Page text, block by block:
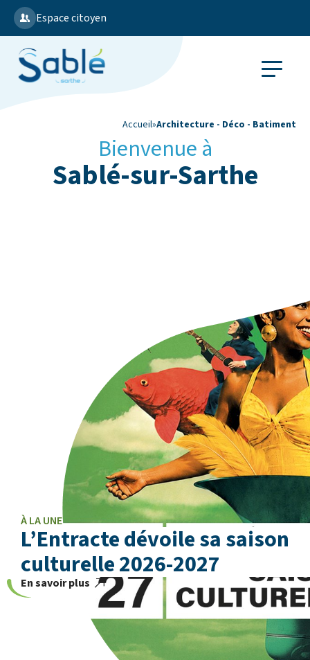
Espace citoyen
Accueil»Architecture - Déco - Batiment
Bienvenue à
Sablé-sur-Sarthe
À LA UNE
L’Entracte dévoile sa saison
culturelle 2026-2027
En savoir plus